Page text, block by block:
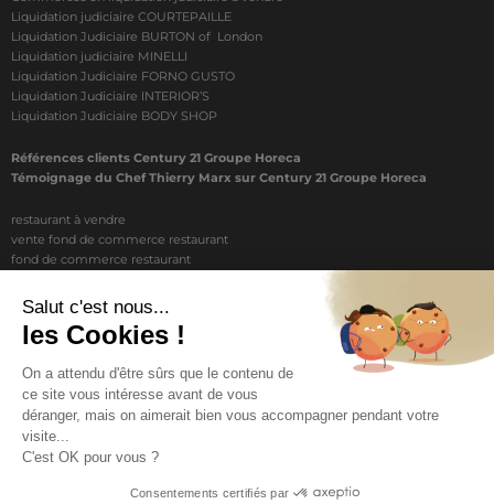
Liquidation judiciaire COURTEPAILLE
Liquidation Judiciaire BURTON of London
Liquidation judiciaire MINELLI
Liquidation Judiciaire FORNO GUSTO
Liquidation Judiciaire INTERIOR’S
Liquidation Judiciaire BODY SHOP
Références clients Century 21 Groupe Horeca
Témoignage du Chef Thierry Marx sur Century 21 Groupe Horeca
restaurant à vendre
vente fond de commerce restaurant
fond de commerce restaurant
achat restaurant
acheter restaurant